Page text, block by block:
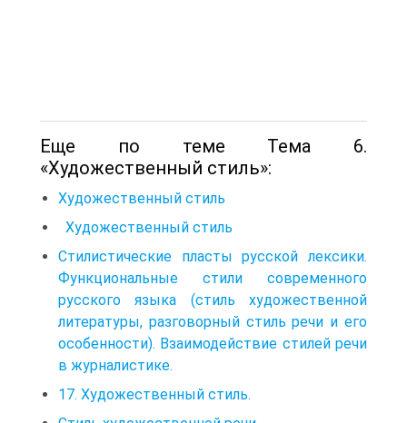
Еще по теме Тема 6.
«Художественный стиль»:
Художественный стиль
Художественный стиль
Стилистические пласты русской лексики.
Функциональные стили современного
русского языка (стиль художественной
литературы, разговорный стиль речи и его
особенности). Взаимодействие стилей речи
в журналистике.
17. Художественный стиль.